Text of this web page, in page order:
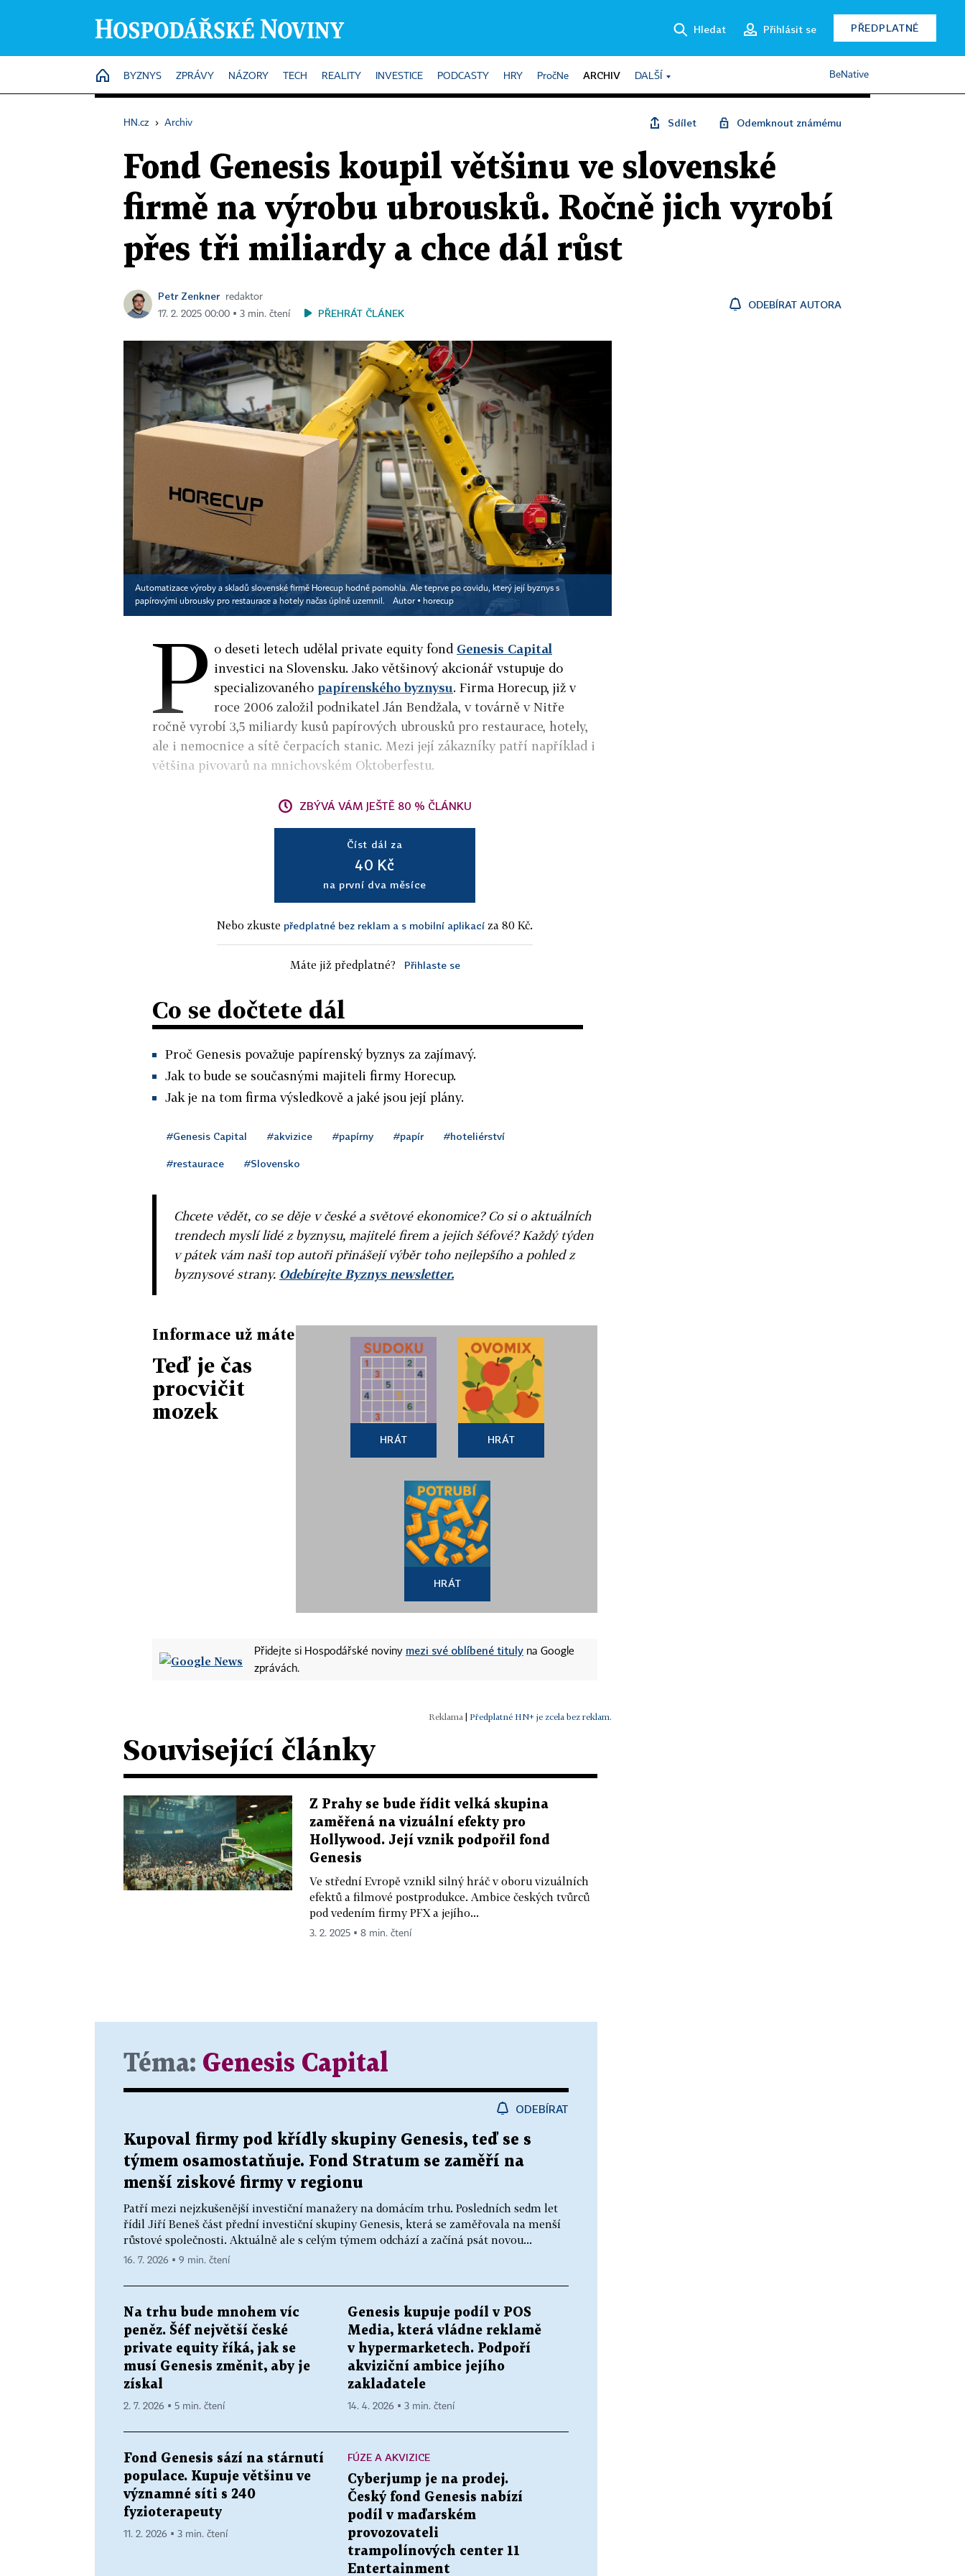
Hledat Přihlásit se PŘEDPLATNÉ
HOME
BYZNYS ZPRÁVY NÁZORY TECH REALITY INVESTICE PODCASTY HRY PročNe ARCHIV DALŠÍ BeNative
HN.cz › Archiv Sdílet Odemknout známému
Fond Genesis koupil většinu ve slovenské
firmě na výrobu ubrousků. Ročně jich vyrobí
přes tři miliardy a chce dál růst
Petr Zenkner
redaktor
17. 2. 2025 00:00 ▪ 3 min. čtení
PŘEHRÁT ČLÁNEK
ODEBÍRAT AUTORA
Automatizace výroby a skladů slovenské firmě Horecup hodně pomohla. Ale teprve po covidu, který její byznys s
papírovými ubrousky pro restaurace a hotely načas úplně uzemnil.
Autor ▪ horecup
P o deseti letech udělal private equity fond Genesis Capital
investici na Slovensku. Jako většinový akcionář vstupuje do
specializovaného papírenského byznysu. Firma Horecup, již v
roce 2006 založil podnikatel Ján Bendžala, v továrně v Nitře
ročně vyrobí 3,5 miliardy kusů papírových ubrousků pro restaurace, hotely,
ale i nemocnice a sítě čerpacích stanic. Mezi její zákazníky patří například i
většina pivovarů na mnichovském Oktoberfestu.
ZBÝVÁ VÁM JEŠTĚ 80 % ČLÁNKU
Číst dál za
40 Kč
na první dva měsíce
Nebo zkuste předplatné bez reklam a s mobilní aplikací za 80 Kč.
Máte již předplatné? Přihlaste se
Co se dočtete dál
Proč Genesis považuje papírenský byznys za zajímavý.
Jak to bude se současnými majiteli firmy Horecup.
Jak je na tom firma výsledkově a jaké jsou její plány.
#Genesis Capital #akvizice #papírny #papír #hoteliérství
#restaurace #Slovensko
Chcete vědět, co se děje v české a světové ekonomice? Co si o aktuálních
trendech myslí lidé z byznysu, majitelé firem a jejich šéfové? Každý týden
v pátek vám naši top autoři přinášejí výběr toho nejlepšího a pohled z
byznysové strany. Odebírejte Byznys newsletter.
Informace už máte
Teď je čas
procvičit
mozek
HRÁT HRÁT
HRÁT
Přidejte si Hospodářské noviny mezi své oblíbené tituly na Google
zprávách.
| Předplatné HN+ je zcela bez reklam.
Související články
Z Prahy se bude řídit velká skupina
zaměřená na vizuální efekty pro
Hollywood. Její vznik podpořil fond
Genesis
Ve střední Evropě vznikl silný hráč v oboru vizuálních
efektů a filmové postprodukce. Ambice českých tvůrců
pod vedením firmy PFX a jejího...
3. 2. 2025 ▪ 8 min. čtení
Téma: Genesis Capital
ODEBÍRAT
Kupoval firmy pod křídly skupiny Genesis, teď se s
týmem osamostatňuje. Fond Stratum se zaměří na
menší ziskové firmy v regionu
Patří mezi nejzkušenější investiční manažery na domácím trhu. Posledních sedm let
řídil Jiří Beneš část přední investiční skupiny Genesis, která se zaměřovala na menší
růstové společnosti. Aktuálně ale s celým týmem odchází a začíná psát novou...
16. 7. 2026 ▪ 9 min. čtení
Na trhu bude mnohem víc
peněz. Šéf největší české
private equity říká, jak se
musí Genesis změnit, aby je
získal
2. 7. 2026 ▪ 5 min. čtení
Genesis kupuje podíl v POS
Media, která vládne reklamě
v hypermarketech. Podpoří
akviziční ambice jejího
zakladatele
14. 4. 2026 ▪ 3 min. čtení
Fond Genesis sází na stárnutí
populace. Kupuje většinu ve
významné síti s 240
fyzioterapeuty
11. 2. 2026 ▪ 3 min. čtení
FÚZE A AKVIZICE
Cyberjump je na prodej.
Český fond Genesis nabízí
podíl v maďarském
provozovateli
trampolínových center 11
Entertainment